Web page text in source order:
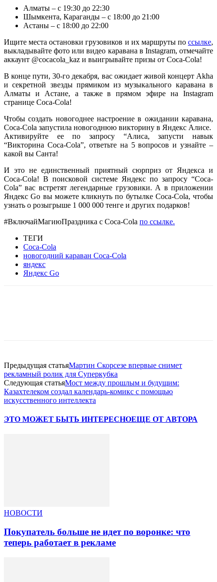
Алматы – с 19:30 до 22:30
Шымкента, Караганды – с 18:00 до 21:00
Астаны – с 18:00 до 22:00
Ищите места остановки грузовиков и их маршруты по ссылке,
выкладывайте фото или видео каравана в Instagram, отмечайте
аккаунт @cocacola_kaz и выигрывайте призы от Coca-Cola!
В конце пути, 30-го декабря, вас ожидает живой концерт Akha
и секретной звезды прямиком из музыкального каравана в
Алматы и Астане, а также в прямом эфире на Instagram
странице Coca-Cola!
Чтобы создать новогоднее настроение в ожидании каравана,
Coca-Cola запустила новогоднюю викторину в Яндекс Алисе.
Активируйте ее по запросу “Алиса, запусти навык
“Викторина Coca-Cola”, ответьте на 5 вопросов и узнайте –
какой вы Санта!
И это не единственный приятный сюрприз от Яндекса и
Coca-Cola! В поисковой системе Яндекс по запросу “Coca-
Cola” вас встретят легендарные грузовики. А в приложении
Яндекс Go вы можете кликнуть по бутылке Coca-Cola, чтобы
узнать о розыгрыше 1 000 000 тенге и других подарков!
#ВключайМагиюПраздника с Coca-Cola по ссылке.
ТЕГИ
Coca-Cola
новогодний караван Coca-Cola
яндекс
Яндекс Go
Предыдущая статьяМартин Скорсезе впервые снимет
рекламный ролик для Суперкубка
Следующая статьяМост между прошлым и будущим:
Казахтелеком создал календарь-комикс с помощью
искусственного интеллекта
ЭТО МОЖЕТ БЫТЬ ИНТЕРЕСНОЕЩЕ ОТ АВТОРА
НОВОСТИ
Покупатель больше не идет по воронке: что
теперь работает в рекламе